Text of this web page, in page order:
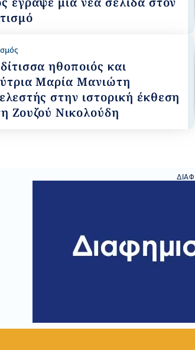
ηθοποιός και
Μαρία Μανιώτη
στην ιστορική έκθεση
Ζουζού Νικολούδη